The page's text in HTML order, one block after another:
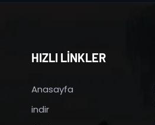
HIZLI LİNKLER
Anasayfa
indir